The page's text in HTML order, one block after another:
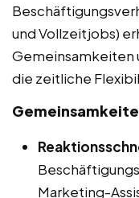
und Vollzeitjobs)
Gemeinsamkeiten
die zeitliche
Marketing-